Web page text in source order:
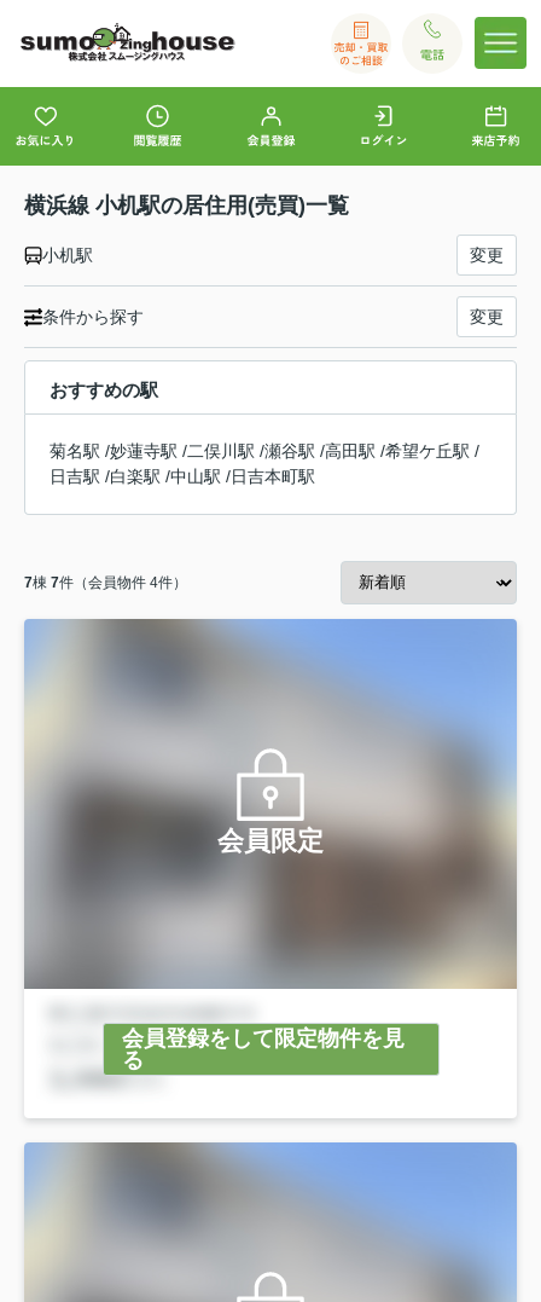
横浜線 小机駅の居住用(売買)一覧
小机駅 変更
条件から探す 変更
おすすめの駅
菊名駅 /妙蓮寺駅 /二俣川駅 /瀬谷駅 /高田駅 /希望ケ丘駅 /
日吉駅 /白楽駅 /中山駅 /日吉本町駅
7棟 7件（会員物件 4件）
会員限定
会員登録をして限定物件を見
る